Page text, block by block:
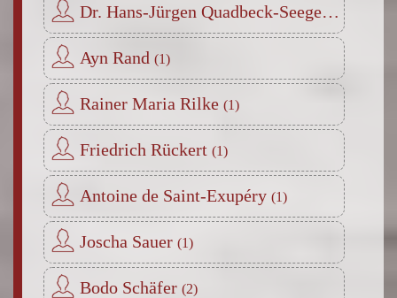
Dr. Hans-Jürgen Quadbeck-Seeger
Ayn Rand
Rainer Maria Rilke
Friedrich Rückert
Antoine de Saint-Exupéry
Joscha Sauer
Bodo Schäfer